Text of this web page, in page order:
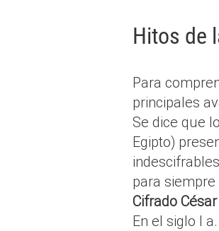
Hitos de
Para
principales
Se dice que
Egipto)
para
Cifrado César
En el siglo I